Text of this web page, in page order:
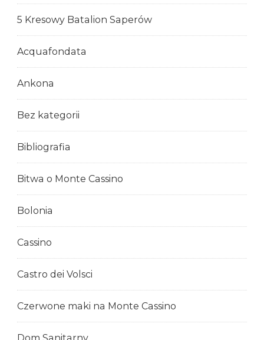
5 Kresowy Batalion Saperów
Acquafondata
Ankona
Bez kategorii
Bibliografia
Bitwa o Monte Cassino
Bolonia
Cassino
Castro dei Volsci
Czerwone maki na Monte Cassino
Dom Sanitarny